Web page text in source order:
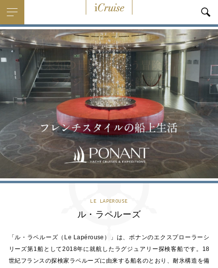
LE LAPEROUSE
ル・ラペルーズ
「ル・ラペルーズ（Le Lapérouse）」は、ポナンのエクスプローラーシ
リーズ第1船として2018年に就航したラグジュアリー探検客船です。18
世紀フランスの探検家ラペルーズに由来する船名のとおり、耐氷構造を備